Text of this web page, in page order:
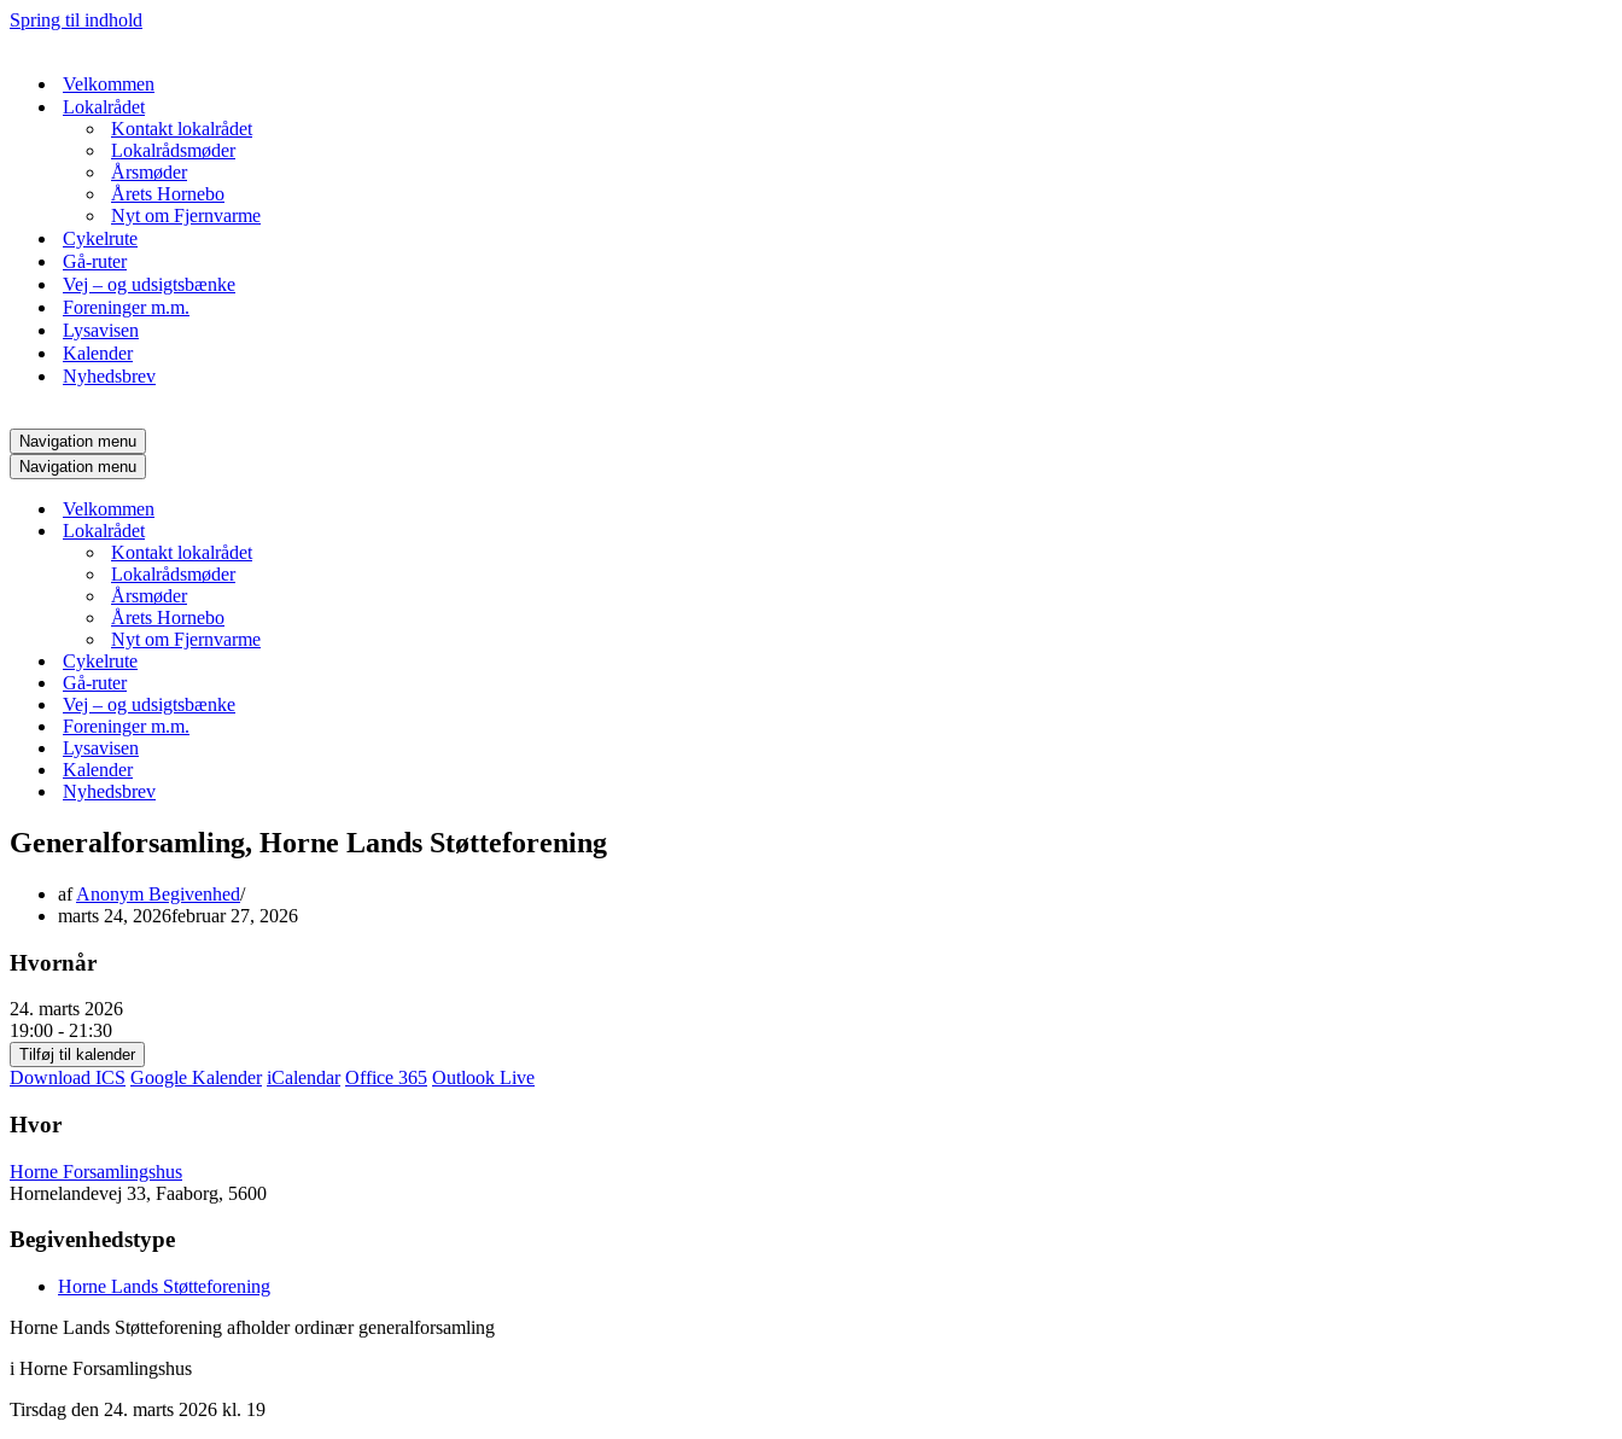
Spring til indhold
Velkommen
Lokalrådet
Kontakt lokalrådet
Lokalrådsmøder
Årsmøder
Årets Hornebo
Nyt om Fjernvarme
Cykelrute
Gå-ruter
Vej – og udsigtsbænke
Foreninger m.m.
Lysavisen
Kalender
Nyhedsbrev
Navigation menu
Navigation menu
Velkommen
Lokalrådet
Kontakt lokalrådet
Lokalrådsmøder
Årsmøder
Årets Hornebo
Nyt om Fjernvarme
Cykelrute
Gå-ruter
Vej – og udsigtsbænke
Foreninger m.m.
Lysavisen
Kalender
Nyhedsbrev
Generalforsamling, Horne Lands Støtteforening
afAnonym Begivenhed
marts 24, 2026februar 27, 2026
Hvornår
24. marts 2026
19:00 - 21:30
Tilføj til kalender
Download ICS Google Kalender iCalendar Office 365 Outlook Live
Hvor
Horne Forsamlingshus
Hornelandevej 33, Faaborg, 5600
Begivenhedstype
Horne Lands Støtteforening
Horne Lands Støtteforening afholder ordinær generalforsamling
i Horne Forsamlingshus
Tirsdag den 24. marts 2026 kl. 19